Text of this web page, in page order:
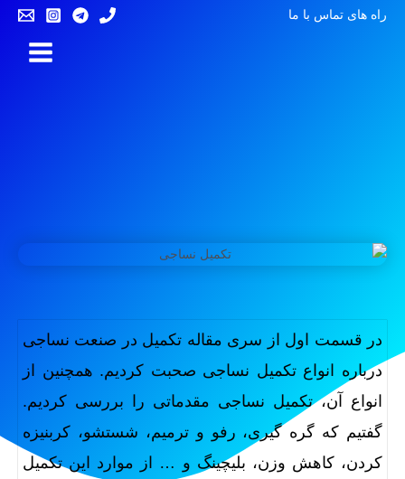
راه های تماس با ما
در قسمت اول از سری مقاله تکمیل در صنعت نساجی
درباره انواع تکمیل نساجی صحبت کردیم. همچنین از
انواع آن، تکمیل نساجی مقدماتی را بررسی کردیم.
گفتیم که گره گیری، رفو و ترمیم، شستشو، کربنیزه
کردن، کاهش وزن، بلیچینگ و … از موارد این تکمیل